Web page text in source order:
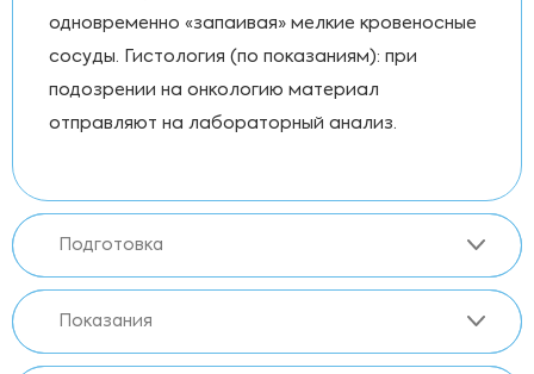
одновременно «запаивая» мелкие кровеносные
сосуды. Гистология (по показаниям): при
подозрении на онкологию материал
отправляют на лабораторный анализ.
Подготовка
Показания